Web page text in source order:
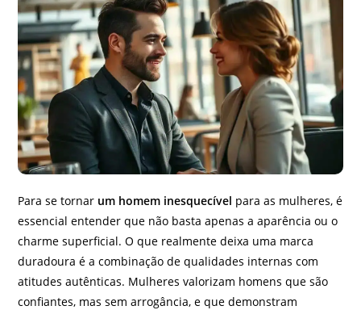
Para se tornar um homem inesquecível para as mulheres, é
essencial entender que não basta apenas a aparência ou o
charme superficial. O que realmente deixa uma marca
duradoura é a combinação de qualidades internas com
atitudes autênticas. Mulheres valorizam homens que são
confiantes, mas sem arrogância, e que demonstram